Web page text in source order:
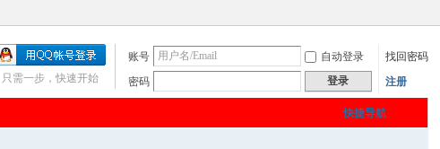
账号 自动登录
找回密码
密码
登录 注册
只需一步，快速开始
快捷导航